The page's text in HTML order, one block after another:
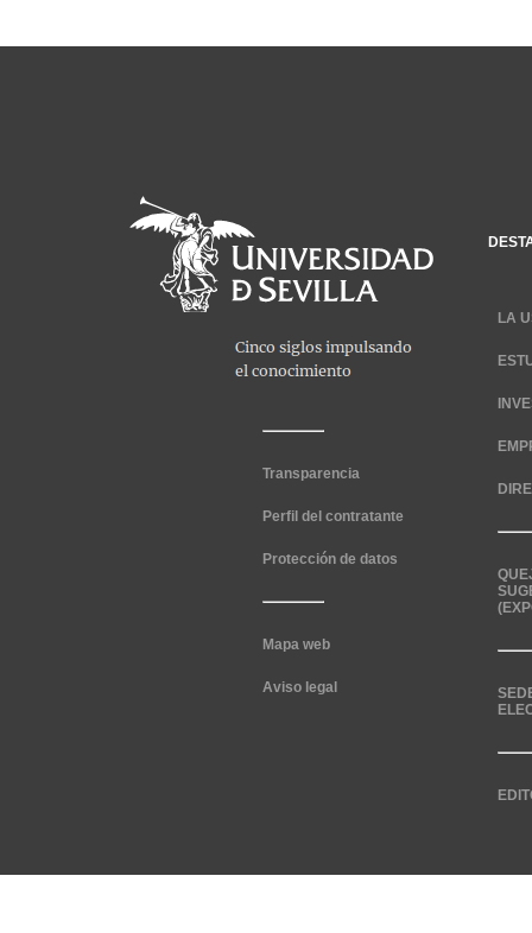
Transparencia
Perfil del contratante
Protección de datos
Mapa web
Aviso legal
LA